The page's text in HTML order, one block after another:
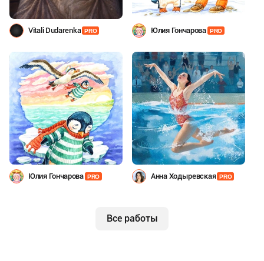
Vitali Dudarenka PRO Юлия Гончарова PRO
Юлия Гончарова PRO Анна Ходыревская PRO
Все работы